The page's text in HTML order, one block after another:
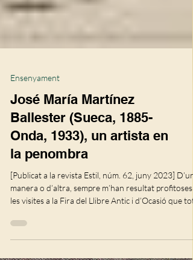
Ensenyament
José María Martínez
Ballester (Sueca, 1885-
Onda, 1933), un artista en
la penombra
[Publicat a la revista Estil, núm. 62, juny 2023]